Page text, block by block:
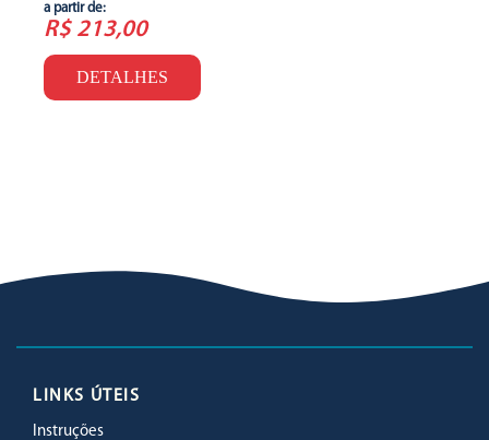
a partir de:
R$ 213,00
DETALHES
LINKS ÚTEIS
Instruções